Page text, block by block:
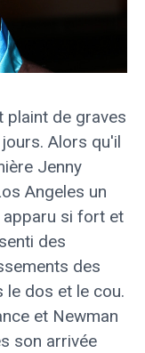
plaint de graves
Alors qu'il
Jenny
Angeles un
apparu si fort et
des
des
le dos et le cou.
et Newman
son arrivée